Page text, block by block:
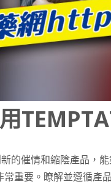
的催情和縮陰產品，
重要。瞭解並遵循產